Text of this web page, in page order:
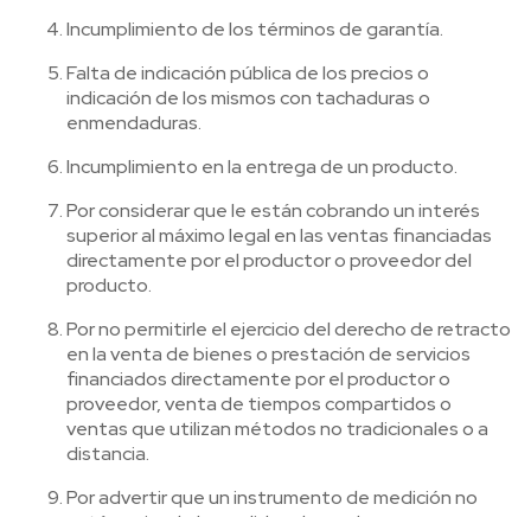
Incumplimiento de los términos de garantía.
Falta de indicación pública de los precios o
indicación de los mismos con tachaduras o
enmendaduras.
Incumplimiento en la entrega de un producto.
Por considerar que le están cobrando un interés
superior al máximo legal en las ventas financiadas
directamente por el productor o proveedor del
producto.
Por no permitirle el ejercicio del derecho de retracto
en la venta de bienes o prestación de servicios
financiados directamente por el productor o
proveedor, venta de tiempos compartidos o
ventas que utilizan métodos no tradicionales o a
distancia.
Por advertir que un instrumento de medición no